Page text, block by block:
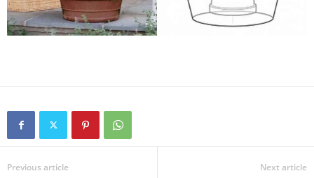
Previous article Next article